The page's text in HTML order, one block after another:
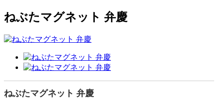
ねぶたマグネット 弁慶
ねぶたマグネット 弁慶